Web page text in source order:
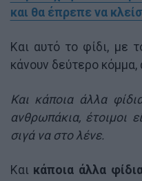
και θα έπρεπε να
Και αυτό το φίδι, με
κάνουν δεύτερο
Και κάποια άλλα
ανθρωπάκια, έτοιμοι
σιγά να στο λένε.
Και κάποια άλλα